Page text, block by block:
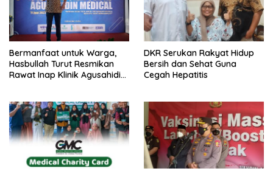
Bermanfaat untuk Warga,
Hasbullah Turut Resmikan
Rawat Inap Klinik Agusahidin
DKR Serukan Rakyat Hidup
Bersih dan Sehat Guna
Cegah Hepatitis